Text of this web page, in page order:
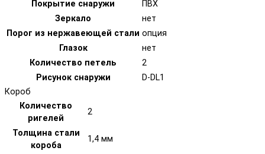
Покрытие снаружи
ПВХ
Зеркало
нет
Порог из нержавеющей стали опция
Глазок
нет
Количество петель
2
Рисунок снаружи
D-DL1
Короб
Количество
ригелей
2
Толщина стали
короба
1,4 мм